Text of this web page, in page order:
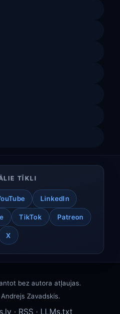
TĪKLI
LinkedIn
TikTok Patreon
X
bez autora atļaujas.
Andrejs Zavadskis.
· RSS · LLMs.txt